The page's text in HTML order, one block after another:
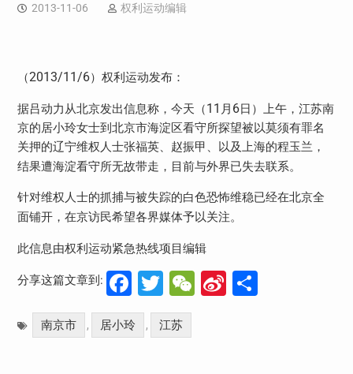
2013-11-06 权利运动编辑
（2013/11/6）权利运动发布：
据吕动力从北京发出信息称，今天（11 月 6日）上午，江苏南
京的居小玲女士到北京市海淀区看守所探望被以莫须有罪名
关押的辽宁维权人士张福英、赵振甲、以及上海的程玉兰，
结果遭海淀看守所无故带走，目前与外界已失去联系。
针对维权人士的抓捕与被失踪的白色恐怖维稳已经在北京全
面铺开，在京访民希望各界媒体予以关注。
此信息由权利运动紧急热线项目编辑
分享这篇文章到: Facebook
Twitter
WeChat
Sina分
南京市 , 居小玲 , 江苏